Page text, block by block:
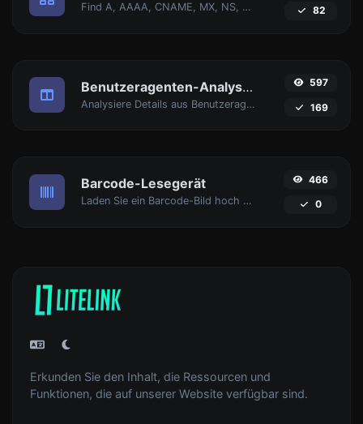
Find A, AAAA, CNAME, MX, NS, TXT, SOA DNS-Einträge eines Hosts. 82
Benutzeragenten-Analysator
Analysiere Details aus Benutzeragent-Strings.
597
169
Barcode-Lesegerät
Laden Sie ein Barcode-Bild hoch und extrahieren Sie die Daten daraus.
466
0
Erkunden Sie den Inhalt, die Ressourcen und
Funktionen, die auf unserer Website verfügbar sind.